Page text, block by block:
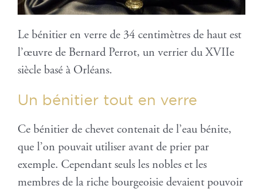
Le bénitier en verre de 34 centimètres de haut est
l’œuvre de Bernard Perrot, un verrier du XVIIe
siècle basé à Orléans.
Un bénitier tout en verre
Ce bénitier de chevet contenait de l’eau bénite,
que l’on pouvait utiliser avant de prier par
exemple. Cependant seuls les nobles et les
membres de la riche bourgeoisie devaient pouvoir